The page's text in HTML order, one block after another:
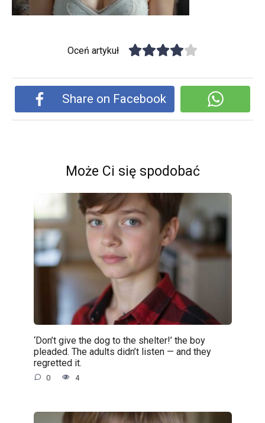
Oceń artykuł
Share on Facebook
Może Ci się spodobać
‘Don’t give the dog to the shelter!’ the boy
pleaded. The adults didn’t listen — and they
regretted it.
0 4